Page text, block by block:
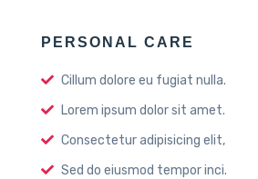
PERSONAL CARE
Cillum dolore eu fugiat nulla.
Lorem ipsum dolor sit amet.
Consectetur adipisicing elit,
Sed do eiusmod tempor inci.